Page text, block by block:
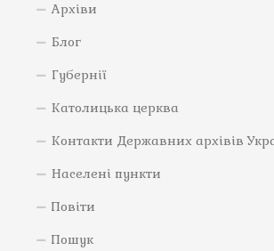
Архіви
Блог
Губернії
Католицька церква
Контакти Державних архівів
Населені пункти
Повіти
Пошук